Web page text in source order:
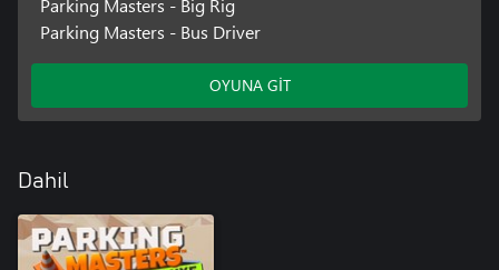
Parking Masters - Big Rig
Parking Masters - Bus Driver
OYUNA GİT
Dahil